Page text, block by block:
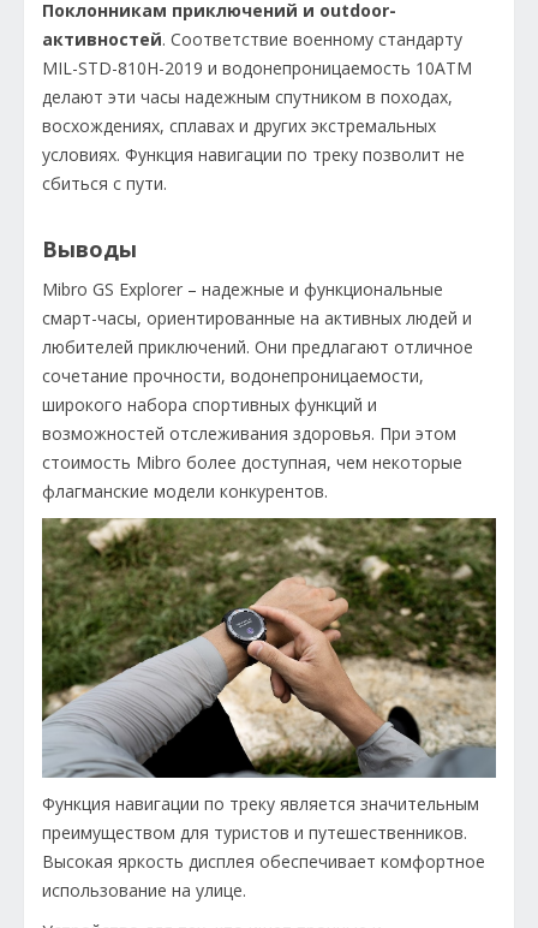
Поклонникам приключений и outdoor-
активностей. Соответствие военному стандарту
MIL-STD-810H-2019 и водонепроницаемость 10ATM
делают эти часы надежным спутником в походах,
восхождениях, сплавах и других экстремальных
условиях. Функция навигации по треку позволит не
сбиться с пути.
Выводы
Mibro GS Explorer – надежные и функциональные
смарт-часы, ориентированные на активных людей и
любителей приключений. Они предлагают отличное
сочетание прочности, водонепроницаемости,
широкого набора спортивных функций и
возможностей отслеживания здоровья. При этом
стоимость Mibro более доступная, чем некоторые
флагманские модели конкурентов.
Функция навигации по треку является значительным
преимуществом для туристов и путешественников.
Высокая яркость дисплея обеспечивает комфортное
использование на улице.